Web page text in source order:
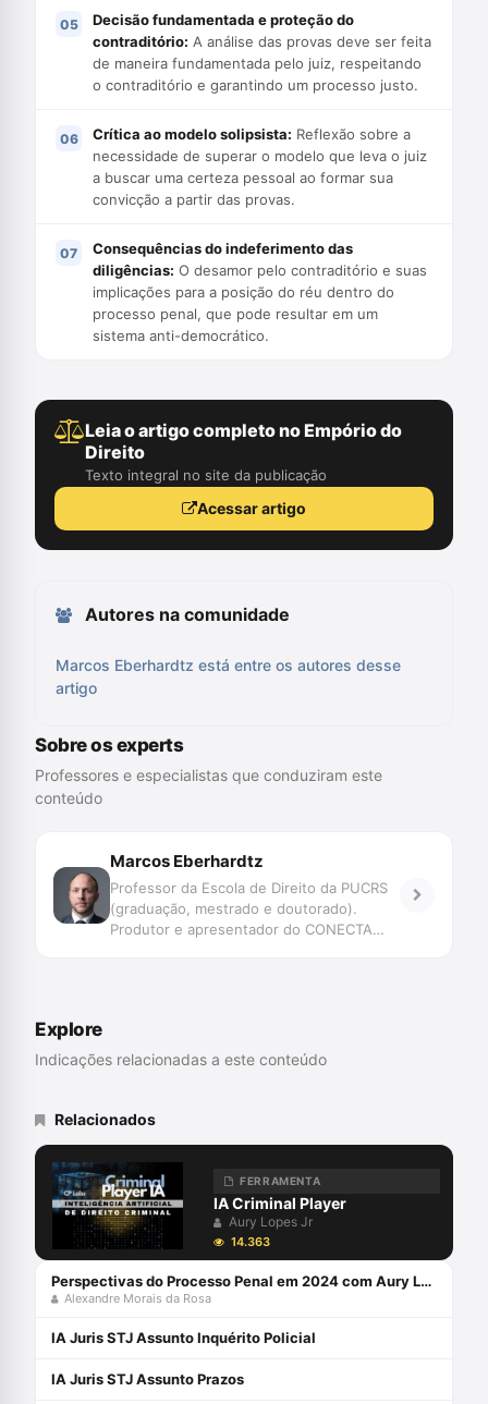
Decisão fundamentada e proteção do
contraditório: A análise das provas deve ser feita
de maneira fundamentada pelo juiz, respeitando
o contraditório e garantindo um processo justo.
Crítica ao modelo solipsista: Reflexão sobre a
necessidade de superar o modelo que leva o juiz
a buscar uma certeza pessoal ao formar sua
convicção a partir das provas.
Consequências do indeferimento das
diligências: O desamor pelo contraditório e suas
implicações para a posição do réu dentro do
processo penal, que pode resultar em um
sistema anti-democrático.
Leia o artigo completo no Empório do
Direito
Texto integral no site da publicação
Acessar artigo
Autores na comunidade
Marcos Eberhardtz está entre os autores desse
artigo
Sobre os experts
Professores e especialistas que conduziram este
conteúdo
Marcos Eberhardtz
Professor da Escola de Direito da PUCRS
(graduação, mestrado e doutorado).
Produtor e apresentador do CONECTA
Explore
Indicações relacionadas a este conteúdo
Relacionados
FERRAMENTA
IA Criminal Player
Aury Lopes Jr
14.363
Perspectivas do Processo Penal em 2024 com Aury Lopes Jr e Alexandre Morais da Rosa
Alexandre Morais da Rosa
IA Juris STJ Assunto Inquérito Policial
IA Juris STJ Assunto Prazos